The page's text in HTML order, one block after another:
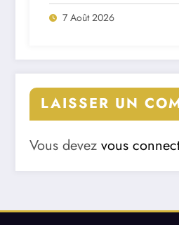
7 Août 2026
LAISSER UN
Vous devez vous